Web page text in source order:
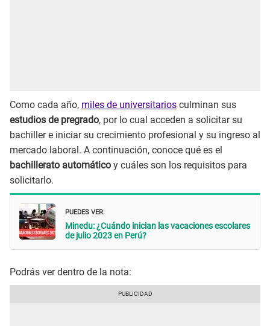
Como cada año, miles de universitarios culminan sus
estudios de pregrado, por lo cual acceden a solicitar su
bachiller e iniciar su crecimiento profesional y su ingreso al
mercado laboral. A continuación, conoce qué es el
bachillerato automático y cuáles son los requisitos para
solicitarlo.
PUEDES VER:
Minedu: ¿Cuándo inician las vacaciones escolares
de julio 2023 en Perú?
Podrás ver dentro de la nota: